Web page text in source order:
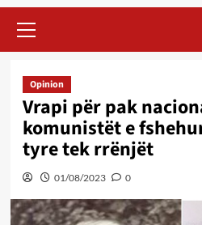
Menu
Opinion
Vrapi për pak
komunistët e
tyre tek rrënjët
01/08/2023 0